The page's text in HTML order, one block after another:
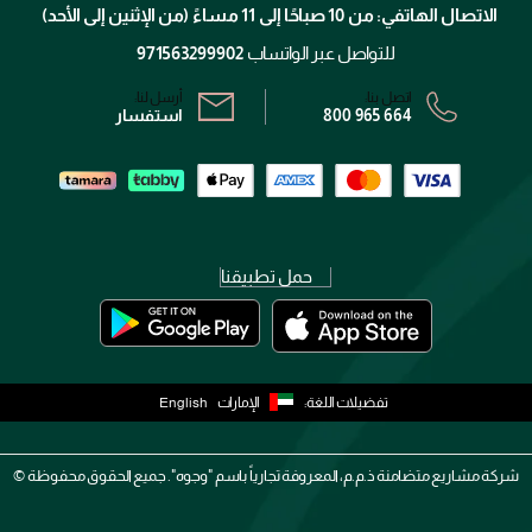
الشروط و الأحكام
سياسة الخصوصية
الاتصال الهاتفي: من 10 صباحًا إلى 11 مساءً (من الإثنين إلى الأحد)
للتواصل عبر الواتساب 971563299902
اتصل بنا:
800 965 664
أرسل لنا:
استفسار
حمل تطبيقنا
تفضيلات اللغة: الإمارات English
شركة مشاريع متضامنة ذ.م.م، المعروفة تجارياً باسم "وجوه". جميع الحقوق محفوظة ©